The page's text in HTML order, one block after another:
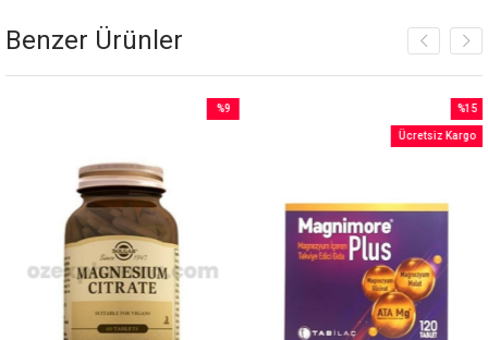
Benzer Ürünler
%9
%15
İndirim
Ücretsiz Kargo